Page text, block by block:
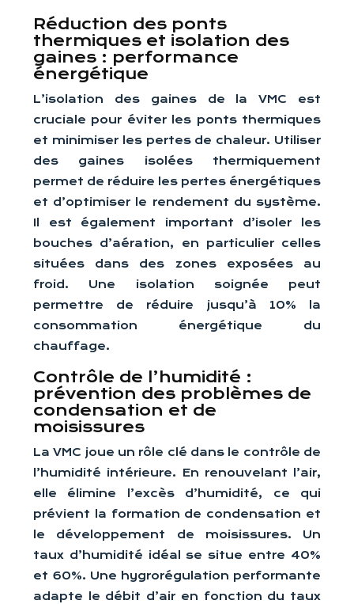
Réduction des ponts
thermiques et isolation des
gaines : performance
énergétique
L’isolation des gaines de la VMC est
cruciale pour éviter les ponts thermiques
et minimiser les pertes de chaleur. Utiliser
des gaines isolées thermiquement
permet de réduire les pertes énergétiques
et d’optimiser le rendement du système.
Il est également important d’isoler les
bouches d’aération, en particulier celles
situées dans des zones exposées au
froid. Une isolation soignée peut
permettre de réduire jusqu’à 10% la
consommation énergétique du
chauffage.
Contrôle de l’humidité :
prévention des problèmes de
condensation et de
moisissures
La VMC joue un rôle clé dans le contrôle de
l’humidité intérieure. En renouvelant l’air,
elle élimine l’excès d’humidité, ce qui
prévient la formation de condensation et
le développement de moisissures. Un
taux d’humidité idéal se situe entre 40%
et 60%. Une hygrorégulation performante
adapte le débit d’air en fonction du taux